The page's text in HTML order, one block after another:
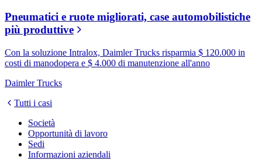
Pneumatici e ruote migliorati, case automobilistiche
più produttive
Con la soluzione Intralox, Daimler Trucks risparmia $ 120.000 in
costi di manodopera e $ 4.000 di manutenzione all'anno
Daimler Trucks
Tutti i casi
Società
Opportunità di lavoro
Sedi
Informazioni aziendali